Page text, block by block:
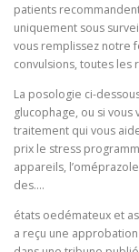
patients
uniquement sous
vous remplissez notre
convulsions, toutes les
La posologie ci-
glucophage, ou si
traitement qui vous
prix le stress
appareils,
des….
états oedémateux et
a reçu une